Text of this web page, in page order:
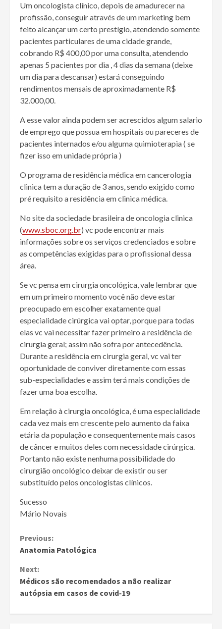
Um oncologista clínico, depois de amadurecer na
profissão, conseguir através de um marketing bem
feito alcançar um certo prestígio, atendendo somente
pacientes particulares de uma cidade grande,
cobrando R$ 400,00 por uma consulta, atendendo
apenas 5 pacientes por dia , 4 dias da semana (deixe
um dia para descansar) estará conseguindo
rendimentos mensais de aproximadamente R$
32.000,00.
A esse valor ainda podem ser acrescidos algum salario
de emprego que possua em hospitais ou pareceres de
pacientes internados e/ou alguma quimioterapia ( se
fizer isso em unidade própria )
O programa de residência médica em cancerologia
clinica tem a duração de 3 anos, sendo exigido como
pré requisito a residência em clinica médica.
No site da sociedade brasileira de oncologia clinica
(www.sboc.org.br) vc pode encontrar mais
informações sobre os serviços credenciados e sobre
as competências exigidas para o profissional dessa
área.
Se vc pensa em cirurgia oncológica, vale lembrar que
em um primeiro momento você não deve estar
preocupado em escolher exatamente qual
especialidade cirúrgica vai optar, porque para todas
elas vc vai necessitar fazer primeiro a residência de
cirurgia geral; assim não sofra por antecedência.
Durante a residência em cirurgia geral, vc vai ter
oportunidade de conviver diretamente com essas
sub-especialidades e assim terá mais condições de
fazer uma boa escolha.
Em relação à cirurgia oncológica, é uma especialidade
cada vez mais em crescente pelo aumento da faixa
etária da população e consequentemente mais casos
de câncer e muitos deles com necessidade cirúrgica.
Portanto não existe nenhuma possibilidade do
cirurgião oncológico deixar de existir ou ser
substituído pelos oncologistas clínicos.
Sucesso
Mário Novais
Continue
Previous:
Anatomia Patológica
Next:
Médicos são recomendados a não realizar
autópsia em casos de covid-19